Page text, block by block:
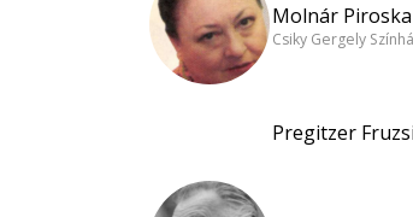
Molnár Piroska
Csiky Gergely
Pregitzer